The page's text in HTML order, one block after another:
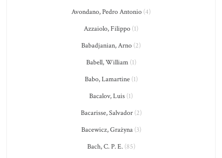
Avondano, Pedro Antonio (4)
Azzaiolo, Filippo (1)
Babadjanian, Arno (2)
Babell, William(1)
Babo, Lamartine(1)
Bacalov, Luis (1)
Bacarisse, Salvador(2)
Bacewicz, Grażyna(3)
Bach, C. P. E.(85)